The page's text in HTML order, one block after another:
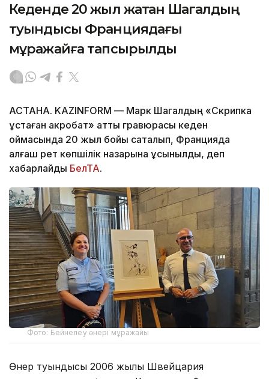
Кеденде 20 жыл жатқан Шагалдың
туындысы Франциядағы
мұражайға тапсырылды
АСТАНА. KAZINFORM — Марк Шагалдың «Скрипка
ұстаған акробат» атты гравюрасы кеден
қоймасында 20 жыл бойы сақталып, Францияда
алғаш рет көпшілік назарына ұсынылды, деп
хабарлайды БелТА.
Фото: Бейнелеу өнері мұражайы
Өнер туындысы 2006 жылы Швейцария